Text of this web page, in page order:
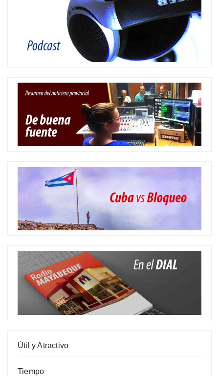
Útil y Atractivo
Tiempo